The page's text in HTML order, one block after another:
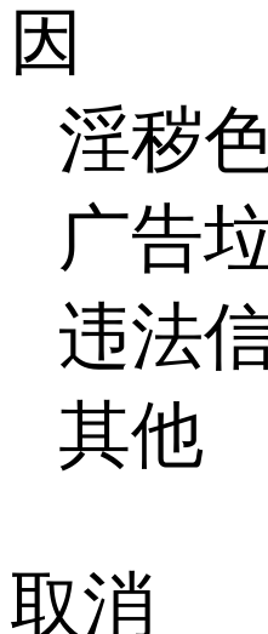
因
淫秽
广告
违法
其他
取消